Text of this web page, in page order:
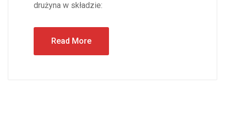
drużyna w składzie:
Read More